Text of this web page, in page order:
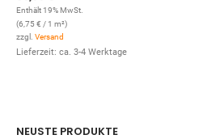
Enthält 19% MwSt.
(6,75€ / 1 m²)
zzgl. Versand
Lieferzeit: ca. 3-4 Werktage
NEUSTE PRODUKTE